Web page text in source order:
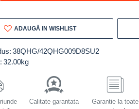
38QHG/42QHG009D8SU2
32.00kg
ADAUGĂ IN WISHLIST
Calitate garantata
Garantie la toate